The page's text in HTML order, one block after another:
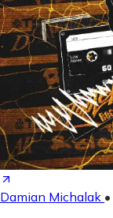
Damian Michalak •